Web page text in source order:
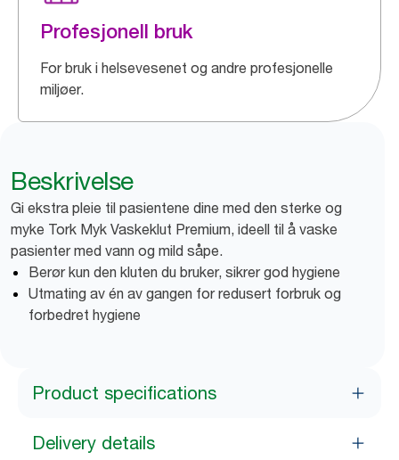
Profesjonell bruk
For bruk i helsevesenet og andre profesjonelle
miljøer.
Beskrivelse
Gi ekstra pleie til pasientene dine med den sterke og
myke Tork Myk Vaskeklut Premium, ideell til å vaske
pasienter med vann og mild såpe.
Berør kun den kluten du bruker, sikrer god hygiene
Utmating av én av gangen for redusert forbruk og
forbedret hygiene
Product specifications
Delivery details